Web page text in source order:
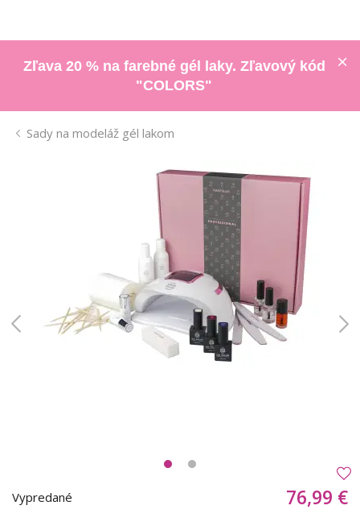
Zľava 20 % na farebné gél laky. Zľavový kód
"COLORS"
Sady na modeláž gél lakom
Vypredané 76,99 €